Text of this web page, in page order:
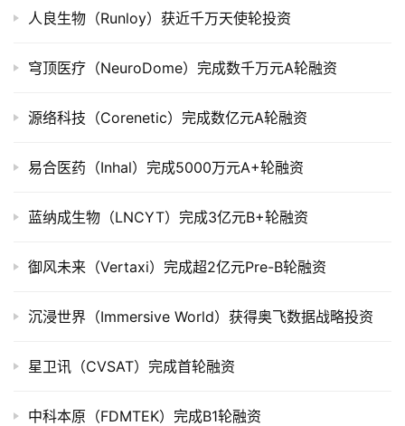
司
市
创
据
创
学
人良生物（Runloy）获近千万天使轮投资
穹顶医疗（NeuroDome）完成数千万元A轮融资
源络科技（Corenetic）完成数亿元A轮融资
易合医药（Inhal）完成5000万元A+轮融资
蓝纳成生物（LNCYT）完成3亿元B+轮融资
御风未来（Vertaxi）完成超2亿元Pre-B轮融资
沉浸世界（Immersive World）获得奥飞数据战略投资
星卫讯（CVSAT）完成首轮融资
中科本原（FDMTEK）完成B1轮融资